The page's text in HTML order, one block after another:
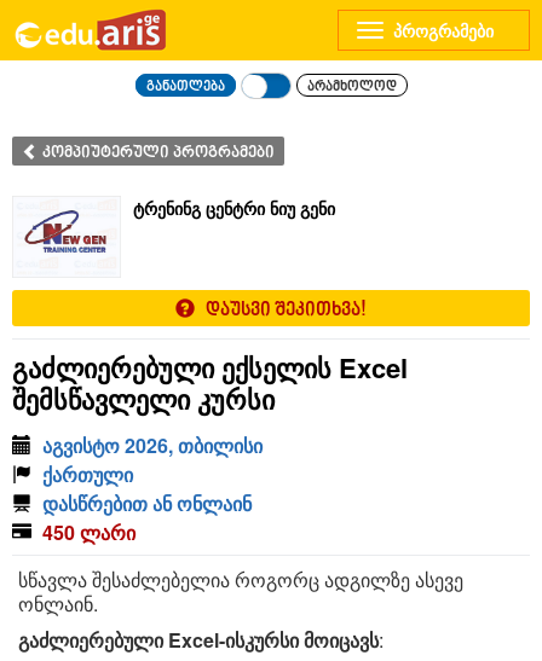
Toggle
navigation
განათლება არამხოლოდ
კომპიუტერული პროგრამები
ტრენინგ ცენტრი ნიუ გენი
დაუსვი შეკითხვა!
გაძლიერებული ექსელის Excel
შემსწავლელი კურსი
აგვისტო 2026, თბილისი
ქართული
დასწრებით ან ონლაინ
450 ლარი
სწავლა შესაძლებელია როგორც ადგილზე ასევე
ონლაინ.
გაძლიერებული Excel-ისკურსი მოიცავს: